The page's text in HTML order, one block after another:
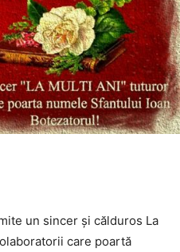
un sincer și călduros La
care poartă